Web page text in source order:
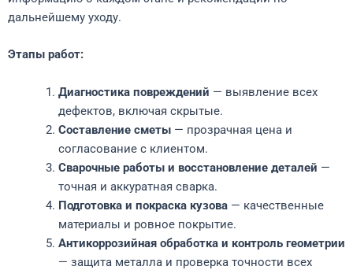
дальнейшему уходу.
Этапы работ:
Диагностика повреждений — выявление всех
дефектов, включая скрытые.
Составление сметы— прозрачная цена и
согласование с клиентом.
Сварочные работы и восстановление деталей —
точная и аккуратная сварка.
Подготовка и покраска кузова— качественные
материалы и ровное покрытие.
Антикоррозийная обработка и контроль геометрии
— защита металла и проверка точности всех